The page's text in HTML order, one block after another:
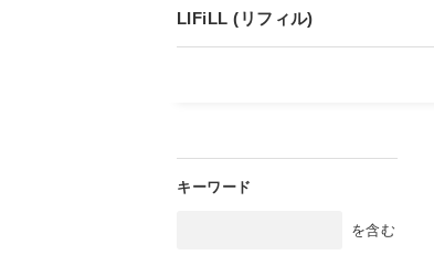
LIFiLL (リフィル)
を含む